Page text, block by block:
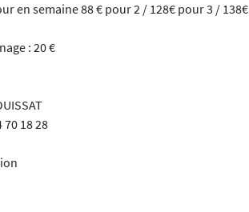
en semaine 88 € pour 2 / 128€ pour 3 / 138€
: 20 €
70 18 28